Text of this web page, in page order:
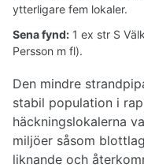
ytterligare fem lokaler.
Sena fynd: 1 ex str S
Persson m fl).
Den mindre
stabil population i
häckningslokalerna
miljöer såsom
liknande och